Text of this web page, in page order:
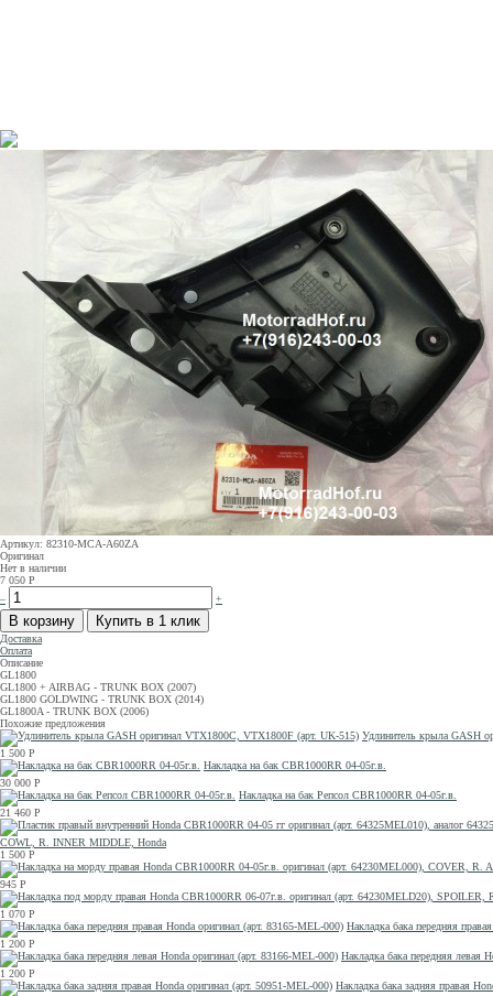
Артикул: 82310-MCA-A60ZA
Оригинал
Нет в наличии
7 050 Р
–
+
Доставка
Оплата
Описание
GL1800
GL1800 + AIRBAG - TRUNK BOX (2007)
GL1800 GOLDWING - TRUNK BOX (2014)
GL1800A - TRUNK BOX (2006)
Похожие предложения
Удлинитель крыла GASH
1 500 Р
Накладка на бак CBR1000RR 04-05г.в.
30 000 Р
Накладка на бак Репсол CBR1000RR 04-05г.в.
21 460 Р
COWL, R. INNER MIDDLE, Honda
1 500 Р
945 Р
1 070 Р
Накладка бака передняя
1 200 Р
Накладка бака передняя левая
1 200 Р
Накладка бака задняя правая